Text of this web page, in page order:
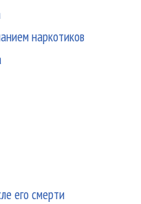
наркотиков
его смерти